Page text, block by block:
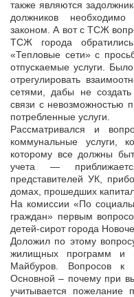
также являются
должников
законом. А вот с ТСЖ
ТСЖ города
«Тепловые сети» с
отпускаемые услуги.
отрегулировать
сетями, дабы не
связи с невозможностью
потребленные услуги.
Рассматривался и
коммунальные услуги,
которому все должны
учета —
представителей УК,
домах, прошедших
На комиссии «По
граждан» первым
детей-сирот города
Доложил по этому
жилищных программ и
Майбуров. Вопросов
Основной – почему при
учитывается пожелание